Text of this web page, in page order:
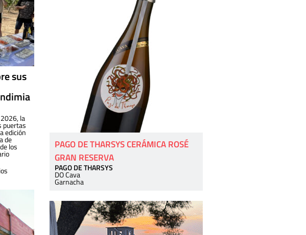
sus
la
puertas
edición
de
los
PAGO DE THARSYS CERÁMICA ROSÉ
GRAN RESERVA
PAGO DE THARSYS
DO Cava
Garnacha